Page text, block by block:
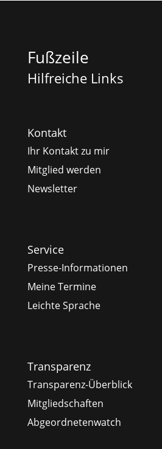
Fußzeile
Hilfreiche Links
Kontakt
Ihr Kontakt zu mir
Mitglied werden
Newsletter
Service
Presse-Informationen
Meine Termine
Leichte Sprache
Transparenz
Transparenz-Überblick
Mitgliedschaften
Abgeordnetenwatch